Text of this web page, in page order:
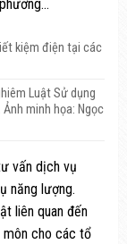
Luật Sử dụng
minh họa: Ngọc
vấn dịch vụ
năng lượng.
liên quan đến
môn cho các tổ